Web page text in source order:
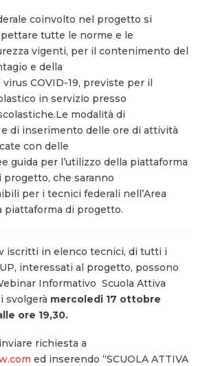
coinvolto nel progetto si
tutte le norme e le
vigenti, per il contenimento del
e della
COVID-19, previste per il
in servizio presso
modalità di
di inserimento delle ore di attività
con delle
guida per l’utilizzo della piattaforma
progetto, che saranno
per i tecnici federali nell’Area
piattaforma di progetto.
iscritti in elenco tecnici, di tutti i
interessati al progetto, possono
Informativo Scuola Attiva
svolgerà mercoledi 17 ottobre
ore 19,30.
richiesta a
ed inserendo “SCUOLA ATTIVA